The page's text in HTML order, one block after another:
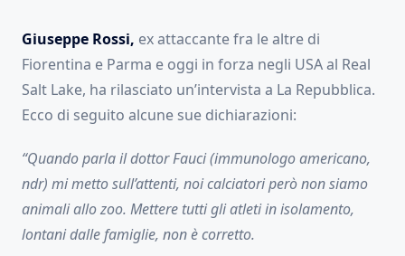
Giuseppe Rossi, ex attaccante fra le altre di
Fiorentina e Parma e oggi in forza negli USA al Real
Salt Lake, ha rilasciato un’intervista a La Repubblica.
Ecco di seguito alcune sue dichiarazioni:
“Quando parla il dottor Fauci (immunologo americano,
ndr) mi metto sull’attenti, noi calciatori però non siamo
animali allo zoo. Mettere tutti gli atleti in isolamento,
lontani dalle famiglie, non è corretto.